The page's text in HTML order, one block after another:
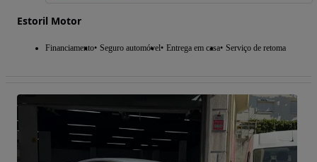
Estoril Motor
Financiamento Seguro automóvel Entrega em casa Serviço de retoma